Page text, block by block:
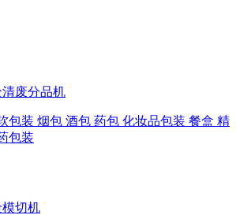
废分品机
包装 烟包 酒包 药包 化妆品包装 餐盒 精
包装
切机